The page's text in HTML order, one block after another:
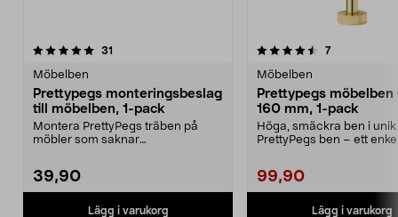
31
Möbelben
Prettypegs monteringsbeslag
till möbelben, 1-pack
Montera PrettyPegs träben på
möbler som saknar
39,90
Lägg i varukorg
4.5 av 5 stjärnor 7recensioner
Möbelben
Prettypegs möbelben
160 mm, 1-pack
Höga, smäckra ben i
PrettyPegs ben – ett
99,90
Lägg i varukorg
4.5 av 5 stjärnor